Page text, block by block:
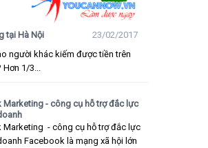
tại Hà Nội
23/02/2017
người khác kiếm được tiền trên
1/3...
Marketing - công cụ hỗ trợ đắc lực
Marketing - công cụ hỗ trợ đắc lực
Facebook là mạng xã hội lớn